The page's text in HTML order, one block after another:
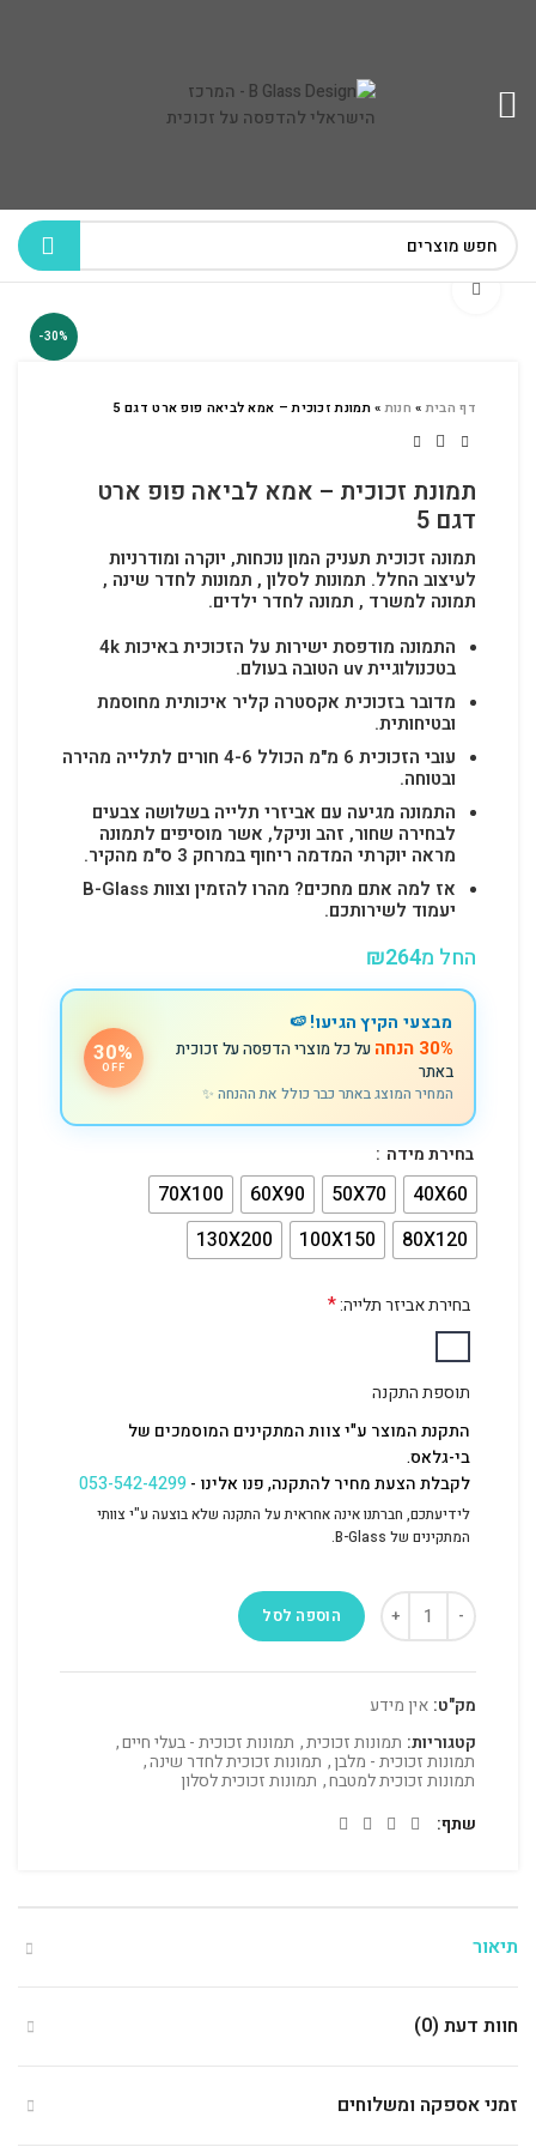
-30%
לחץ להגדלה
דף הבית» חנות»תמונת זכוכית – אמא לביאה פופ ארט דגם 5
תמונת זכוכית – אמא לביאה פופ ארט
דגם 5
תמונה זכוכית תעניק המון נוכחות, יוקרה ומודרניות
לעיצוב החלל. תמונות לסלון , תמונות לחדר שינה ,
תמונה למשרד , תמונה לחדר ילדים.
התמונה מודפסת ישירות על הזכוכית באיכות 4k
בטכנולוגיית uv הטובה בעולם.
מדובר בזכוכית אקסטרה קליר איכותית מחוסמת
ובטיחותית.
עובי הזכוכית 6 מ"מ הכולל 4-6 חורים לתלייה מהירה
ובטוחה.
התמונה מגיעה עם אביזרי תלייה בשלושה צבעים
לבחירה שחור, זהב וניקל, אשר מוסיפים לתמונה
מראה יוקרתי המדמה ריחוף במרחק 3 ס"מ מהקיר.
אז למה אתם מחכים? מהרו להזמין וצוות B-Glass
יעמוד לשירותכם.
החל מ ₪264
מבצעי הקיץ הגיעו! 🍉
30% הנחה
על כל מוצרי הדפסה על זכוכית
באתר
המחיר המוצג באתר כבר כולל את ההנחה ✨
30%
OFF
בחירת מידה
40X60
50X70
60X90
70X100
80X120
100X150
130X200
בחירת אביזר תלייה:*
תוספת התקנה
התקנת המוצר ע"י צוות המתקינים המוסמכים של
בי-גלאס.
לקבלת הצעת מחיר להתקנה, פנו אלינו -053-542-4299
לידיעתכם, חברתנו אינה אחראית על התקנה שלא בוצעה ע"י צוותי
המתקינים של B-Glass.
הוספה לסל
מק"ט: אין מידע
קטגוריות: תמונות זכוכית, תמונות זכוכית - בעלי חיים,
תמונות זכוכית - מלבן, תמונות זכוכית לחדר שינה,
תמונות זכוכית למטבח, תמונות זכוכית לסלון
שתף
תיאור
חוות דעת (0)
זמני אספקה ומשלוחים